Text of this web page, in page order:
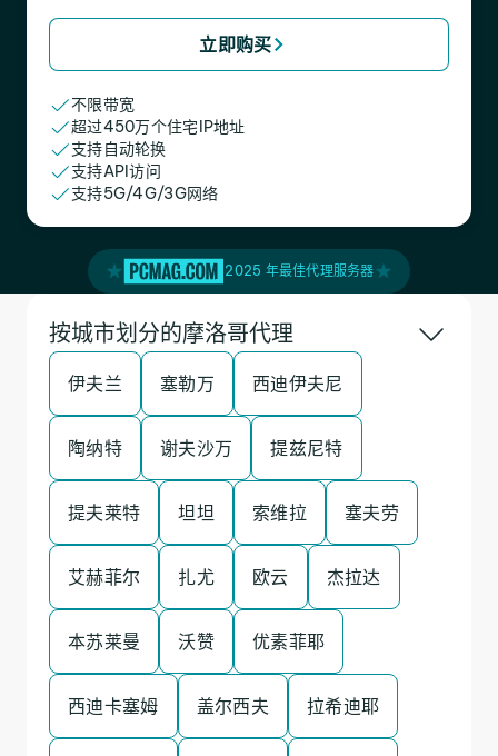
立即购买
不限带宽
超过450万个住宅IP地址
支持自动轮换
支持API访问
支持5G/4G/3G网络
2025 年最佳代理服务器
按城市划分的摩洛哥代理
伊夫兰 塞勒万 西迪伊夫尼
陶纳特 谢夫沙万 提兹尼特
提夫莱特 坦坦 索维拉 塞夫劳
艾赫菲尔 扎尤 欧云 杰拉达
本苏莱曼 沃赞 优素菲耶
西迪卡塞姆 盖尔西夫 拉希迪耶